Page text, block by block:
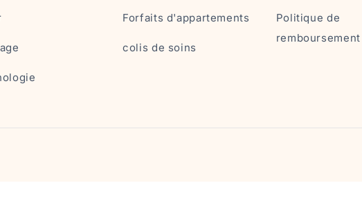
Forfaits d'appartements
colis de soins
Politique de
remboursement